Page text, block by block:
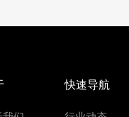
快速导航